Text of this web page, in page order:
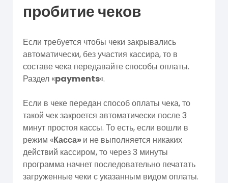
пробитие чеков
Если требуется чтобы чеки закрывались
автоматически, без участия кассира, то в
составе чека передавайте способы оплаты.
Раздел «payments«.
Если в чеке передан способ оплаты чека, то
такой чек закроется автоматически после 3
минут простоя кассы. То есть, если вошли в
режим «Касса» и не выполняется никаких
действий кассиром, то через 3 минуты
программа начнет последовательно печатать
загруженные чеки с указанным видом оплаты.